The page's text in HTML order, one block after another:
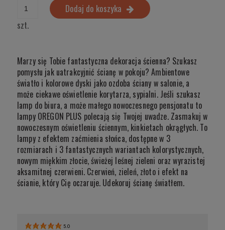
szt.
Dodaj do koszyka
Marzy się Tobie fantastyczna dekoracja ścienna? Szukasz
pomysłu jak uatrakcyjnić ścianę w pokoju? Ambientowe
światło i kolorowe dyski jako ozdoba ściany w salonie, a
może ciekawe oświetlenie korytarza, sypialni. Jeśli szukasz
lamp do biura, a może małego nowoczesnego pensjonatu to
lampy OREGON PLUS polecają się Twojej uwadze. Zasmakuj w
nowoczesnym oświetleniu ściennym, kinkietach okrągłych. To
lampy z efektem zaćmienia słońca, dostępne w 3
rozmiarach i 3 fantastycznych wariantach kolorystycznych,
nowym miękkim złocie, świeżej leśnej zieleni oraz wyrazistej
aksamitnej czerwieni. Czerwień, zieleń, złoto i efekt na
ścianie, który Cię oczaruje. Udekoruj ścianę światłem.
5.0